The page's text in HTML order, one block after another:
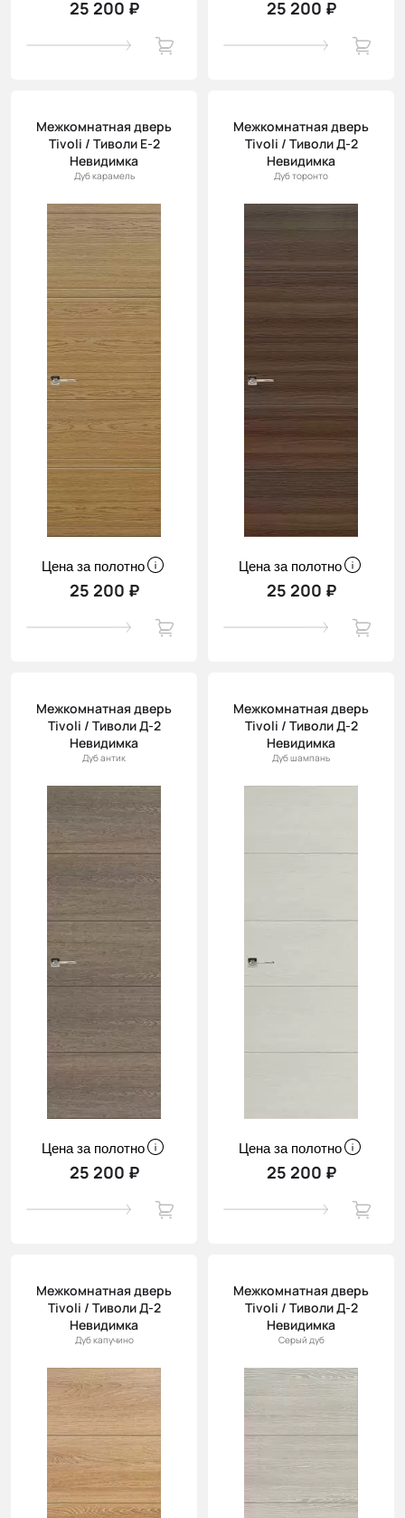
25 200 ₽ 25 200 ₽
Межкомнатная дверь
Tivoli / Тиволи Е-2
Невидимка
Дуб карамель
Цена за полотно
25 200 ₽
Межкомнатная дверь
Tivoli / Тиволи Д-2
Невидимка
Дуб торонто
Цена за полотно
25 200 ₽
Межкомнатная дверь
Tivoli / Тиволи Д-2
Невидимка
Дуб антик
Цена за полотно
25 200 ₽
Межкомнатная дверь
Tivoli / Тиволи Д-2
Невидимка
Дуб шампань
Цена за полотно
25 200 ₽
Межкомнатная дверь
Tivoli / Тиволи Д-2
Невидимка
Дуб капучино
Межкомнатная дверь
Tivoli / Тиволи Д-2
Невидимка
Серый дуб